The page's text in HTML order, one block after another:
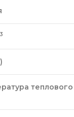
3
теплового